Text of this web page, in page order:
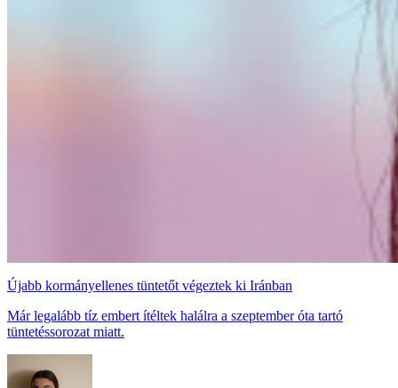
Újabb kormányellenes tüntetőt végeztek ki Iránban
Már legalább tíz embert ítéltek halálra a szeptember óta tartó
tüntetéssorozat miatt.